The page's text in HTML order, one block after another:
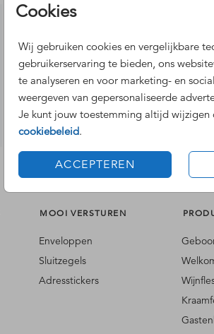
Cookies
Wij gebruiken cookies en vergelijkbare
gebruikerservaring te bieden, ons
te analyseren en voor marketing- en
weergeven van gepersonaliseerde
Je kunt jouw toestemming altijd wijzigen
cookiebeleid.
ACCEPTEREN
MOOI VERSTUREN
Enveloppen
Sluitzegels
Adresstickers